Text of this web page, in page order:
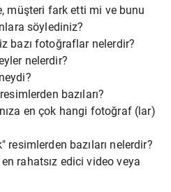
müşteri fark etti mi ve bunu
söylediniz?
bazı fotoğraflar nelerdir?
nelerdir?
bazıları?
en çok hangi fotoğraf (lar)
resimlerden bazıları nelerdir?
rahatsız edici video veya